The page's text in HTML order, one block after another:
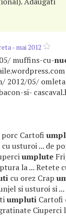
- mai 2012
muffins-cu-
2012/05/
si-
porc Cartofi
usturoi ... de
umplute
la ... Retete
cu orez Crap
si usturoi si ...
umpluti Cartofi
Ciuperci